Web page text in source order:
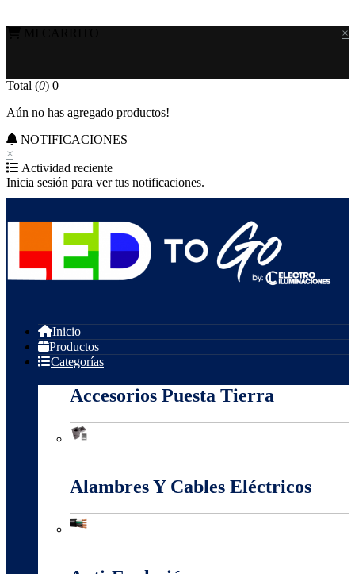
×
Total (0) 0
Aún no has agregado productos!
NOTIFICACIONES
×
Actividad reciente
Inicia sesión para ver tus notificaciones.
Inicio
Productos
Categorías
Accesorios Puesta Tierra
Alambres Y Cables Eléctricos